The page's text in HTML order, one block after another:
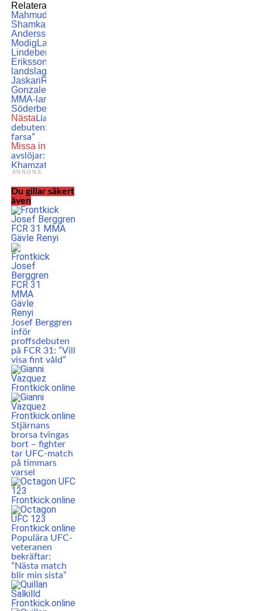
Relaterade ämnen:
Mahmudi
Shamkalov
Andersson
Modig Landslaget
Lindeberg
Eriksson
landslaget
JaskariRobin Enontekiö
Gonzalez
MMA-landslaget
Söderberg
Nästa Liam Pitts kaxig inför
debuten: ”Gammal nog att vara en
farsa”
Missa inte
avslöjar: Det här tycker vi om
Khamzat – egentligen
ANNONS
Du gillar säkert
även
Josef Berggren
inför
proffsdebuten
på FCR 31: ”Vill
visa fint våld”
Stjärnans
brorsa tvingas
bort – fighter
tar UFC-match
på timmars
varsel
Populära UFC-
veteranen
bekräftar:
”Nästa match
blir min sista”